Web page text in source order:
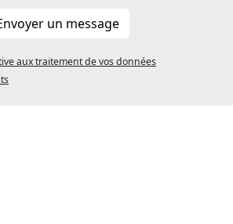
un message
aux traitement de vos données